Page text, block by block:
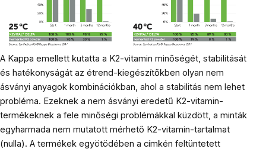
A Kappa emellett kutatta a K2-vitamin minőségét, stabilitását
és hatékonyságát az étrend-kiegészítőkben olyan nem
ásványi anyagok kombinációkban, ahol a stabilitás nem lehet
probléma. Ezeknek a nem ásványi eredetű K2-vitamin-
termékeknek a fele minőségi problémákkal küzdött, a minták
egyharmada nem mutatott mérhető K2-vitamin-tartalmat
(nulla). A termékek egyötödében a címkén feltüntetett